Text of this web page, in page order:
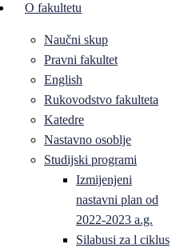
O fakultetu
Naučni skup
Pravni fakultet
English
Rukovodstvo fakulteta
Katedre
Nastavno osoblje
Studijski programi
Izmijenjeni
nastavni plan od
2022-2023 a.g.
Silabusi za l ciklus